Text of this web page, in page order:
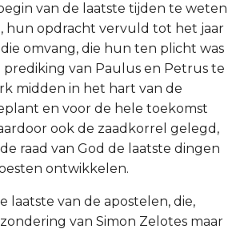
van de laatste tijden te weten
hun opdracht vervuld tot het jaar
die omvang, die hun ten plicht was
prediking van Paulus en Petrus te
midden in het hart van de
en voor de hele toekomst
ook de zaadkorrel gelegd,
raad van God de laatste dingen
ontwikkelen.
laatste van de apostelen, die,
van Simon Zelotes maar